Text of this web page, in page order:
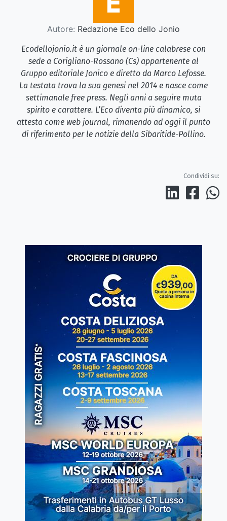
Autore: Redazione Eco dello Jonio
Ecodellojonio.it è un giornale on-line calabrese con
sede a Corigliano-Rossano (Cs) appartenente al
Gruppo editoriale Jonico e diretto da Marco Lefosse.
La testata trova la sua genesi nel 2014 e nasce come
settimanale free press. Negli anni a seguire muta
spirito e carattere. L’Eco diventa più dinamico, si
attesta come web journal, rimanendo ad oggi il punto
di riferimento per le notizie della Sibaritide-Pollino.
Condividi su: